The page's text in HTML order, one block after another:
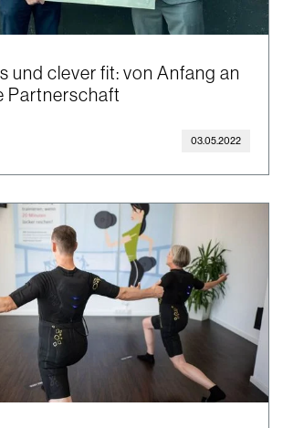
und clever fit: von Anfang an
Partnerschaft
03.05.2022